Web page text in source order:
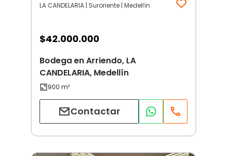
LA CANDELARIA | Suroriente | Medellín
$42.000.000
Bodega en Arriendo, LA
CANDELARIA, Medellín
Contactar